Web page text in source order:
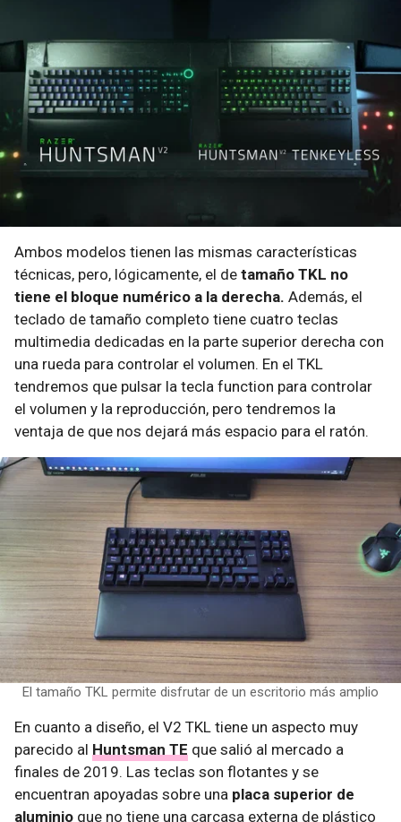
Ambos modelos tienen las mismas características
técnicas, pero, lógicamente, el de tamaño TKL no
tiene el bloque numérico a la derecha. Además, el
teclado de tamaño completo tiene cuatro teclas
multimedia dedicadas en la parte superior derecha con
una rueda para controlar el volumen. En el TKL
tendremos que pulsar la tecla function para controlar
el volumen y la reproducción, pero tendremos la
ventaja de que nos dejará más espacio para el ratón.
El tamaño TKL permite disfrutar de un escritorio más amplio
En cuanto a diseño, el V2 TKL tiene un aspecto muy
parecido al Huntsman TE que salió al mercado a
finales de 2019. Las teclas son flotantes y se
encuentran apoyadas sobre una placa superior de
aluminio que no tiene una carcasa externa de plástico